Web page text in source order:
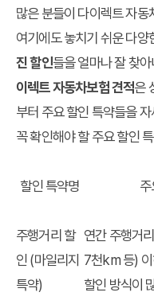
많은 분들이 다이렉트 자동
여기에도 놓치기 쉬운 다양
진 할인들을 얼마나 잘 찾
이렉트 자동차보험 견적은
부터 주요 할인 특약들을
꼭 확인해야 할 주요 할인
할인 특약명
주행거리 할
인 (마일리지
특약)
연간 주행거
7천km 등) 이
할인 방식이